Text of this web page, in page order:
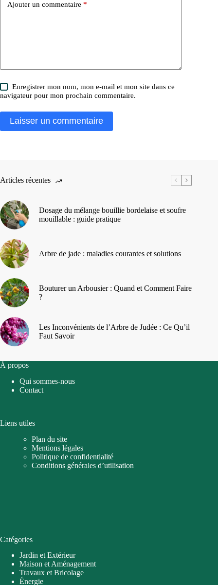
Ajouter un commentaire *
Enregistrer mon nom, mon e-mail et mon site dans ce
navigateur pour mon prochain commentaire.
Laisser un commentaire
Articles récentes
Dosage du mélange bouillie bordelaise et soufre
mouillable : guide pratique
Arbre de jade : maladies courantes et solutions
Bouturer un Arbousier : Quand et Comment Faire
?
Les Inconvénients de l’Arbre de Judée : Ce Qu’il
Faut Savoir
À propos
Qui sommes-nous
Contact
Liens utiles
Plan du site
Mentions légales
Politique de confidentialité
Conditions générales d’utilisation
Catégories
Jardin et Extérieur
Maison et Aménagement
Travaux et Bricolage
Énergie